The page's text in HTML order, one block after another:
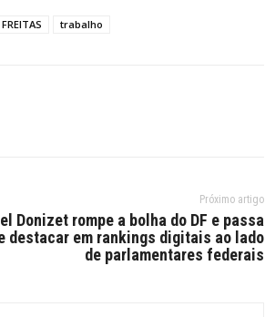
trabalho
Próximo artigo
Donizet rompe a bolha do DF e passa
destacar em rankings digitais ao lado
de parlamentares federais